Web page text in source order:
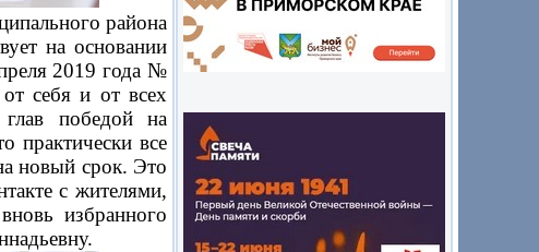
района
на основании
2019 года №
себя и от всех
победой на
практически все
новый срок. Это
с жителями,
избранного